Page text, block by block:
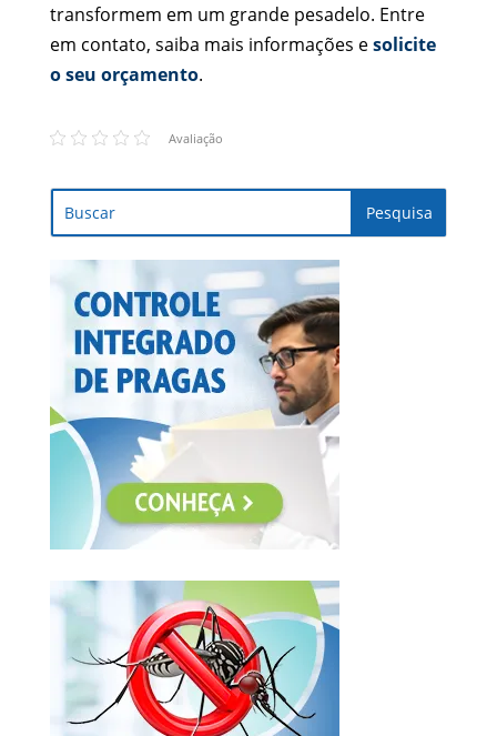
transformem em um grande pesadelo. Entre
em contato, saiba mais informações esolicite
o seu orçamento.
Avaliação